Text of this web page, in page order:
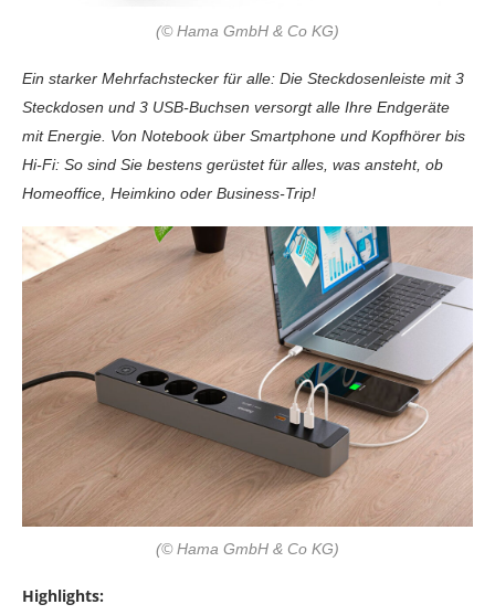
(© Hama GmbH & Co KG)
Ein starker Mehrfachstecker für alle: Die Steckdosenleiste mit 3
Steckdosen und 3 USB-Buchsen versorgt alle Ihre Endgeräte
mit Energie. Von Notebook über Smartphone und Kopfhörer bis
Hi-Fi: So sind Sie bestens gerüstet für alles, was ansteht, ob
Homeoffice, Heimkino oder Business-Trip!
(© Hama GmbH & Co KG)
Highlights: